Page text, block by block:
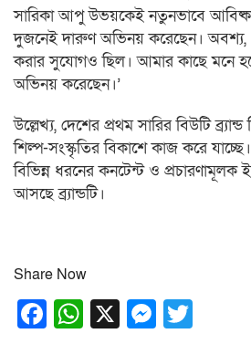
সারিকা আপু উভয়কেই নতুনভাবে
দুজনেই দারুণ অভিনয় করেছেন।
করার সুযোগও ছিল। আমার কাছে মনে
অভিনয় করেছেন।’
উল্লেখ্য, দেশের প্রথম সারির বিউটি
শিল্প-সংস্কৃতির বিকাশে কাজ করে
বিভিন্ন ধরনের কনটেন্ট ও প্রচারণামূলক
আসছে ব্র্যান্ডটি।
Share Now
Facebook
WhatsApp
X